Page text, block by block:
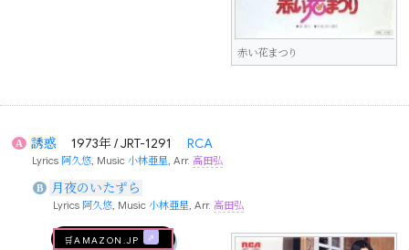
赤い花まつり
A 誘惑 1973年 / JRT-1291 RCA
Lyrics阿久悠, Music小林亜星, Arr.高田弘
B 月夜のいたずら
Lyrics 阿久悠, Music 小林亜星, Arr. 高田弘
🛒AMAZON.jp